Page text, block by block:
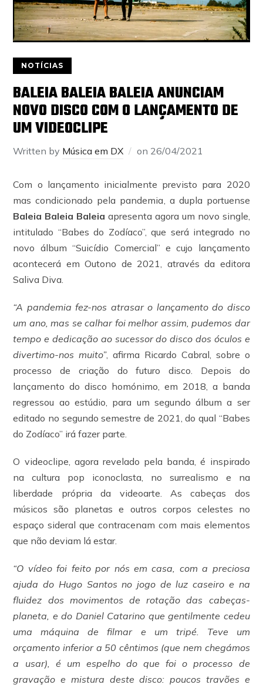
NOTÍCIAS
BALEIA BALEIA BALEIA ANUNCIAM
NOVO DISCO COM O LANÇAMENTO DE
UM VIDEOCLIPE
Written by Música em DX on 26/04/2021
Com o lançamento inicialmente previsto para 2020
mas condicionado pela pandemia, a dupla portuense
Baleia Baleia Baleia apresenta agora um novo single,
intitulado “Babes do Zodíaco”, que será integrado no
novo álbum “Suicídio Comercial” e cujo lançamento
acontecerá em Outono de 2021, através da editora
Saliva Diva.
“A pandemia fez-nos atrasar o lançamento do disco
um ano, mas se calhar foi melhor assim, pudemos dar
tempo e dedicação ao sucessor do disco dos óculos e
divertimo-nos muito”, afirma Ricardo Cabral, sobre o
processo de criação do futuro disco. Depois do
lançamento do disco homónimo, em 2018, a banda
regressou ao estúdio, para um segundo álbum a ser
editado no segundo semestre de 2021, do qual “Babes
do Zodíaco” irá fazer parte.
O videoclipe, agora revelado pela banda, é inspirado
na cultura pop iconoclasta, no surrealismo e na
liberdade própria da videoarte. As cabeças dos
músicos são planetas e outros corpos celestes no
espaço sideral que contracenam com mais elementos
que não deviam lá estar.
“O vídeo foi feito por nós em casa, com a preciosa
ajuda do Hugo Santos no jogo de luz caseiro e na
fluidez dos movimentos de rotação das cabeças-
planeta, e do Daniel Catarino que gentilmente cedeu
uma máquina de filmar e um tripé. Teve um
orçamento inferior a 50 cêntimos (que nem chegámos
a usar), é um espelho do que foi o processo de
gravação e mistura deste disco: poucos travões e